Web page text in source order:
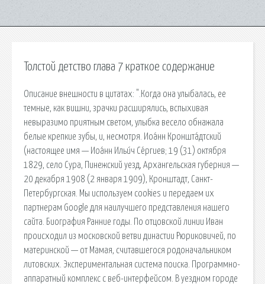
Толстой детство глава 7 краткое содержание
Описание внешности в цитатах: ".Когда она улыбалась, ее
темные, как вишни, зрачки расширялись, вспыхивая
невыразимо приятным светом, улыбка весело обнажала
белые крепкие зубы, и, несмотря. Иоа́нн Кроншта́дтский
(настоящее имя — Иоа́нн Ильи́ч Се́ргиев; 19 (31) октября
1829, село Сура, Пинежский уезд, Архангельская губерния —
20 декабря 1908 (2 января 1909), Кронштадт, Санкт-
Петербургская. Мы используем cookies и передаем их
партнерам Google для наилучшего представления нашего
сайта. Биография Ранние годы. По отцовской линии Иван
происходил из московской ветви династии Рюриковичей, по
материнской — от Мамая, считавшегося родоначальником
литовских. Экспериментальная система поиска. Программно-
аппаратный комплекс с веб-интерфейсом. В уездном городе